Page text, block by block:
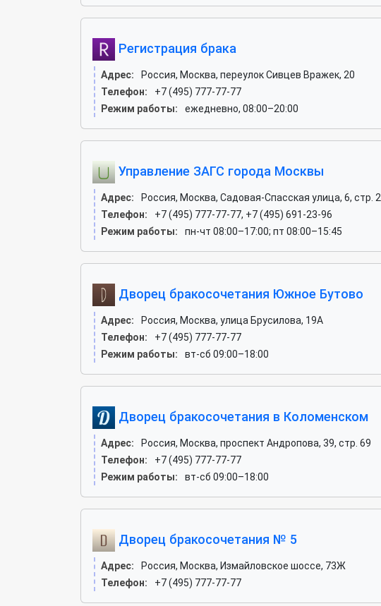
Регистрация брака
Адрес:
Россия, Москва, переулок Сивцев Вражек, 20
Телефон:
+7 (495) 777-77-77
Режим работы:
ежедневно, 08:00–20:00
Управление ЗАГС города Москвы
Адрес:
Россия, Москва, Садовая-Спасская улица, 6, стр. 2
Телефон:
+7 (495) 777-77-77, +7 (495) 691-23-96
Режим работы:
пн-чт 08:00–17:00; пт 08:00–15:45
Дворец бракосочетания Южное Бутово
Адрес:
Россия, Москва, улица Брусилова, 19А
Телефон:
+7 (495) 777-77-77
Режим работы:
вт-сб 09:00–18:00
Дворец бракосочетания в Коломенском
Адрес:
Россия, Москва, проспект Андропова, 39, стр. 69
Телефон:
+7 (495) 777-77-77
Режим работы:
вт-сб 09:00–18:00
Дворец бракосочетания № 5
Адрес:
Россия, Москва, Измайловское шоссе, 73Ж
Телефон:
+7 (495) 777-77-77